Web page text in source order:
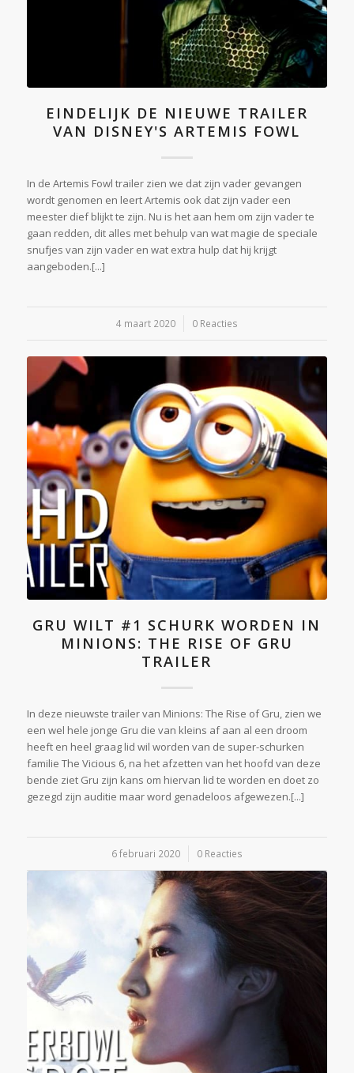
EINDELIJK DE NIEUWE TRAILER
VAN DISNEY'S ARTEMIS FOWL
In de Artemis Fowl trailer zien we dat zijn vader gevangen
wordt genomen en leert Artemis ook dat zijn vader een
meester dief blijkt te zijn. Nu is het aan hem om zijn vader te
gaan redden, dit alles met behulp van wat magie de speciale
snufjes van zijn vader en wat extra hulp dat hij krijgt
aangeboden.[...]
4 maart 2020
/ 0 Reacties
GRU WILT #1 SCHURK WORDEN IN
MINIONS: THE RISE OF GRU
TRAILER
In deze nieuwste trailer van Minions: The Rise of Gru, zien we
een wel hele jonge Gru die van kleins af aan al een droom
heeft en heel graag lid wil worden van de super-schurken
familie The Vicious 6, na het afzetten van het hoofd van deze
bende ziet Gru zijn kans om hiervan lid te worden en doet zo
gezegd zijn auditie maar word genadeloos afgewezen.[...]
6 februari 2020
/ 0 Reacties